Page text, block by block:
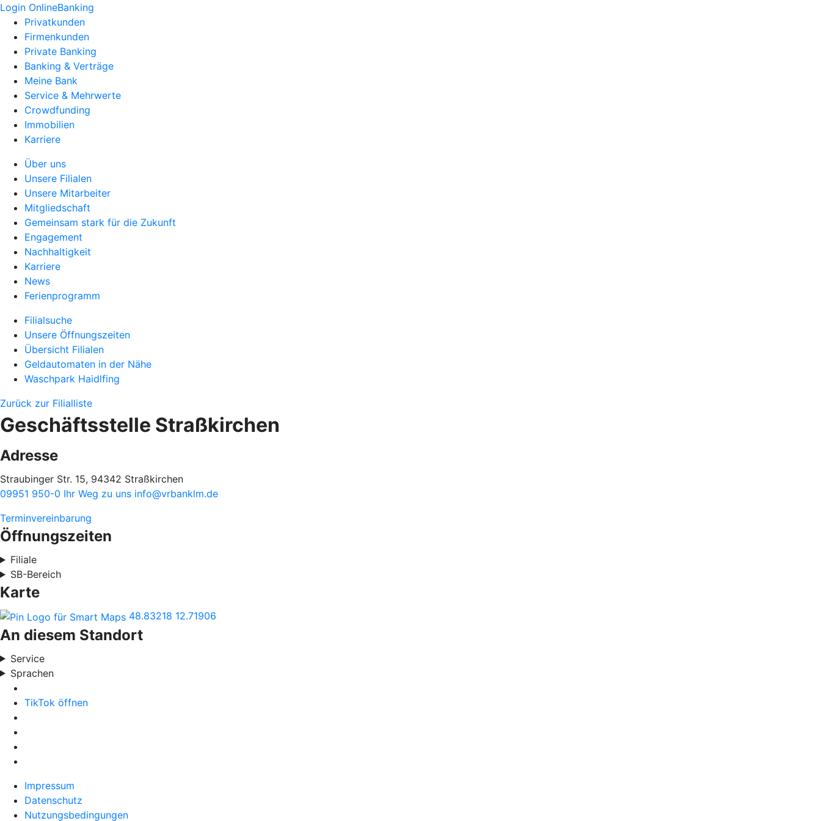
Login OnlineBanking
Privatkunden
Firmenkunden
Private Banking
Banking & Verträge
Meine Bank
Service & Mehrwerte
Crowdfunding
Immobilien
Karriere
Über uns
Unsere Filialen
Unsere Mitarbeiter
Mitgliedschaft
Gemeinsam stark für die Zukunft
Engagement
Nachhaltigkeit
Karriere
News
Ferienprogramm
Filialsuche
Unsere Öffnungszeiten
Übersicht Filialen
Geldautomaten in der Nähe
Waschpark Haidlfing
Zurück zur Filialliste
Geschäftsstelle Straßkirchen
Adresse
Straubinger Str. 15, 94342 Straßkirchen
09951 950-0 Ihr Weg zu uns info@vrbanklm.de
Terminvereinbarung
Öffnungszeiten
Filiale
SB-Bereich
Karte
48.83218 12.71906
An diesem Standort
Service
Sprachen
TikTok öffnen
Impressum
Datenschutz
Nutzungsbedingungen